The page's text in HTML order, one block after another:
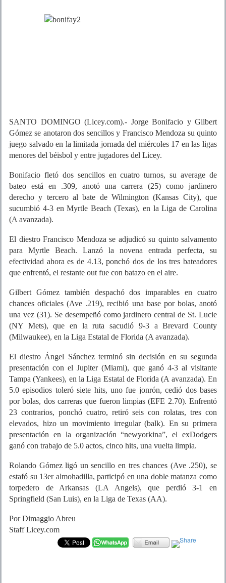
SANTO DOMINGO (Licey.com).- Jorge Bonifacio y Gilbert
Gómez se anotaron dos sencillos y Francisco Mendoza su quinto
juego salvado en la limitada jornada del miércoles 17 en las ligas
menores del béisbol y entre jugadores del Licey.
Bonifacio fletó dos sencillos en cuatro turnos, su average de
bateo está en .309, anotó una carrera (25) como jardinero
derecho y tercero al bate de Wilmington (Kansas City), que
sucumbió 4-3 en Myrtle Beach (Texas), en la Liga de Carolina
(A avanzada).
El diestro Francisco Mendoza se adjudicó su quinto salvamento
para Myrtle Beach. Lanzó la novena entrada perfecta, su
efectividad ahora es de 4.13, ponchó dos de los tres bateadores
que enfrentó, el restante out fue con batazo en el aire.
Gilbert Gómez también despachó dos imparables en cuatro
chances oficiales (Ave .219), recibió una base por bolas, anotó
una vez (31). Se desempeñó como jardinero central de St. Lucie
(NY Mets), que en la ruta sacudió 9-3 a Brevard County
(Milwaukee), en la Liga Estatal de Florida (A avanzada).
El diestro Ángel Sánchez terminó sin decisión en su segunda
presentación con el Jupiter (Miami), que ganó 4-3 al visitante
Tampa (Yankees), en la Liga Estatal de Florida (A avanzada). En
5.0 episodios toleró siete hits, uno fue jonrón, cedió dos bases
por bolas, dos carreras que fueron limpias (EFE 2.70). Enfrentó
23 contrarios, ponchó cuatro, retiró seis con rolatas, tres con
elevados, hizo un movimiento irregular (balk). En su primera
presentación en la organización “newyorkina”, el exDodgers
ganó con trabajo de 5.0 actos, cinco hits, una vuelta limpia.
Rolando Gómez ligó un sencillo en tres chances (Ave .250), se
estafó su 13er almohadilla, participó en una doble matanza como
torpedero de Arkansas (LA Angels), que perdió 3-1 en
Springfield (San Luis), en la Liga de Texas (AA).
Por Dimaggio Abreu
Staff Licey.com